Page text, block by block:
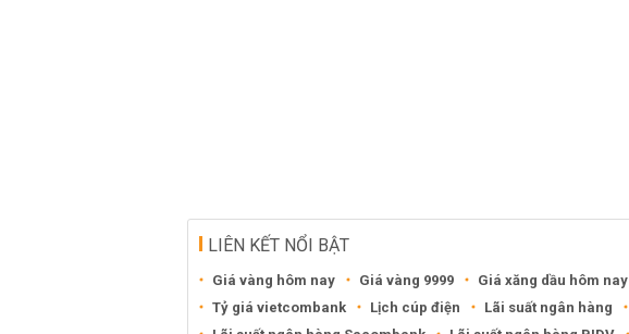
LIÊN KẾT NỔI BẬT
Giá vàng hôm nay Giá vàng 9999 Giá xăng dầu hôm nay
Tỷ giá vietcombank
Lịch cúp điện Lãi suất ngân hàng